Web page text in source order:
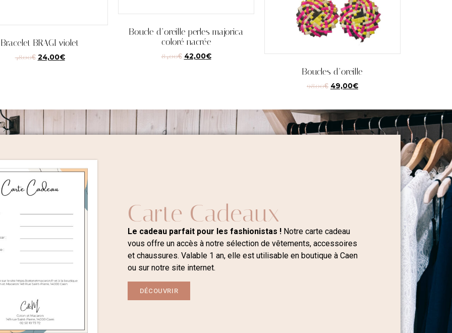
Bracelet BRAGI violet
48,00€ 24,00€
Boucle d’oreille perles majorica
coloré nacrée
84,00€ 42,00€
Boucles d’oreille
98,00€ 49,00€
Carte Cadeaux
Le cadeau parfait pour les fashionistas !Notre carte cadeau
vous offre un accès à notre sélection de vêtements, accessoires
et chaussures. Valable 1 an, elle est utilisable en boutique à Caen
ou sur notre site internet.
DÉCOUVRIR